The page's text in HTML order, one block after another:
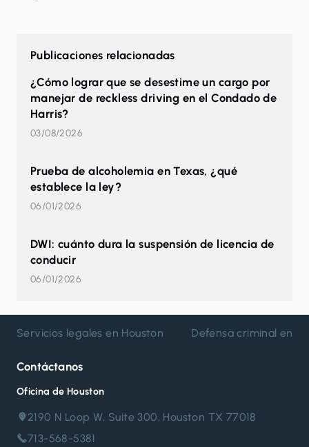
Publicaciones relacionadas
¿Cómo lograr que se desestime un cargo por
manejar de reckless driving en el Condado de
Harris?
03/08/2026
Prueba de alcoholemia en Texas, ¿qué
establece la ley?
06/01/2026
DWI: cuánto dura la suspensión de licencia de
conducir
06/01/2026
Servicios legales en Houston Defensa criminal en
Contáctanos
Oficina de Houston
2190 N Loop W, Suite 300, Houston TX 77018
713-568-5381